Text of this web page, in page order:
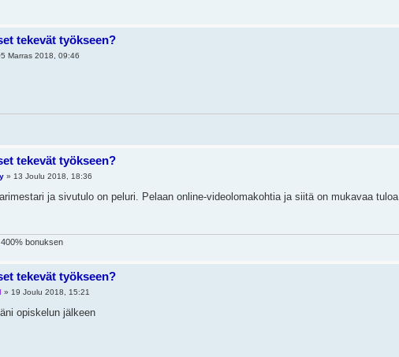
tekevät työkseen?
Marras 2018, 09:46
tekevät työkseen?
» 13 Joulu 2018, 18:36
ja sivutulo on peluri. Pelaan online-videolomakohtia ja siitä on mukavaa tuloa.
bonuksen
tekevät työkseen?
» 19 Joulu 2018, 15:21
opiskelun jälkeen